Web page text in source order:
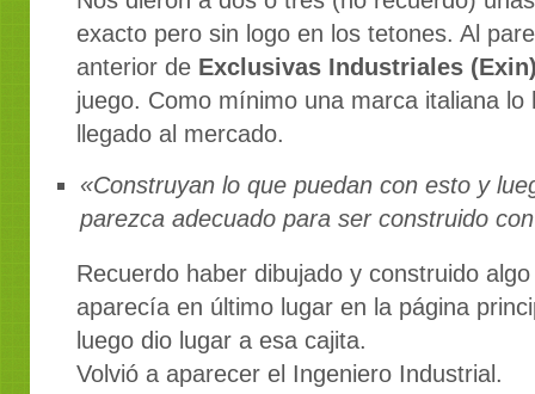
exacto pero sin logo en los tetones. Al
anterior de Exclusivas Industriales
juego. Como mínimo una marca italiana
llegado al mercado.
«Construyan lo que puedan con esto y
parezca adecuado para ser construido
Recuerdo haber dibujado y construido
aparecía en último lugar en la página
luego dio lugar a esa cajita.
Volvió a aparecer el Ingeniero Industrial.